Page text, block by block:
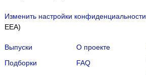
Изменить настройки конфиденциальности
EEA)
Выпуски
Подборки
О проекте
FAQ